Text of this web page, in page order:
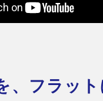
、フラッ